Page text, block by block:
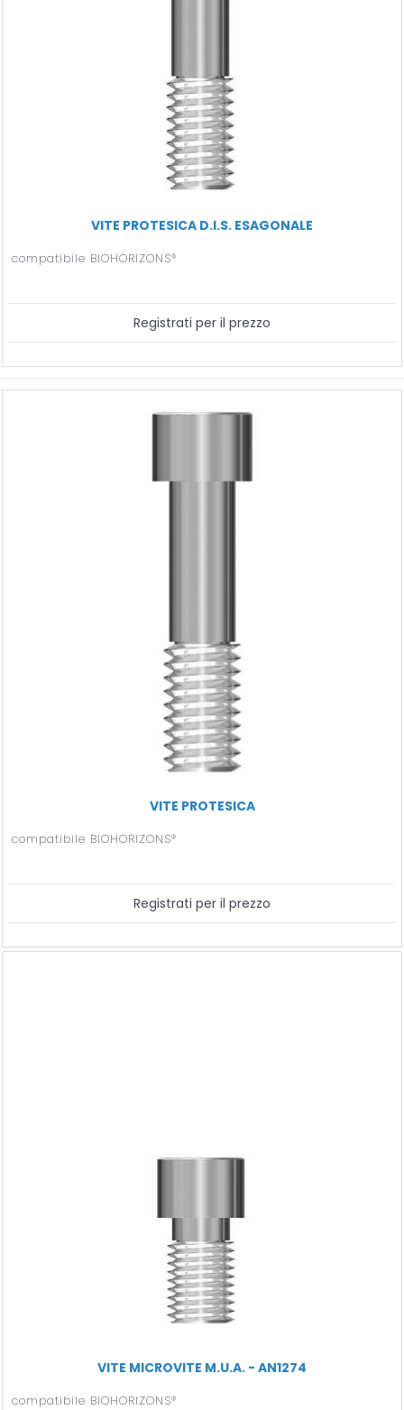
VITE PROTESICA D.I.S. ESAGONALE
compatibile BIOHORIZONS®
Registrati per il prezzo
VITE PROTESICA
compatibile BIOHORIZONS®
Registrati per il prezzo
VITE MICROVITE M.U.A. - AN1274
compatibile BIOHORIZONS®